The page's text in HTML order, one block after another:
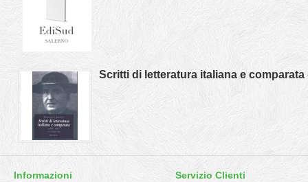
Scritti di letteratura italiana e comparata
Informazioni Servizio Clienti